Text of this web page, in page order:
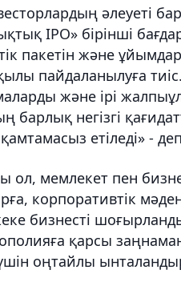
әлеуеті
IPO» бірінші
пакетін және
пайдаланылуға
және ірі
барлық негізгі
қамтамасыз етіледі» -
ол, мемлекет пен
корпоративтік
бизнесті
қарсы
үшін оңтайлы